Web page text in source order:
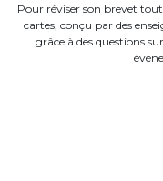
Pour réviser son brevet
cartes, conçu par des
grâce à des questions